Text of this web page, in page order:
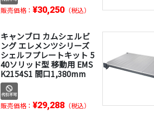
販売価格： ¥30,250 （税込）
キャンブロ カムシェルビ
ング エレメンツシリーズ
シェルフプレートキット 5
40ソリッド型 移動用 EMS
K2154S1 間口1,380mm
販売価格： ¥29,288 （税込）